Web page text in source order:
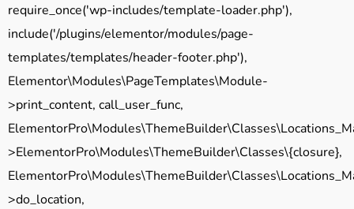
require_once('wp-includes/template-loader.php'),
include('/plugins/elementor/modules/page-
templates/templates/header-footer.php'),
Elementor\Modules\PageTemplates\Module-
>print_content, call_user_func,
>ElementorPro\Modules\ThemeBuilder\Classes\{closure},
>do_location,